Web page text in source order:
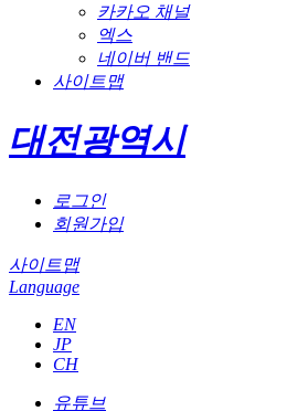
카카오 채널
엑스
네이버 밴드
사이트맵
대전광역시
로그인
회원가입
사이트맵
Language
EN
JP
CH
유튜브